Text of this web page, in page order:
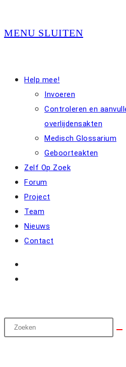
MENU SLUITEN
Help mee!
Invoeren
Controleren en
overlijdensakten
Medisch Glossarium
Geboorteakten
Zelf Op Zoek
Forum
Project
Team
Nieuws
Contact